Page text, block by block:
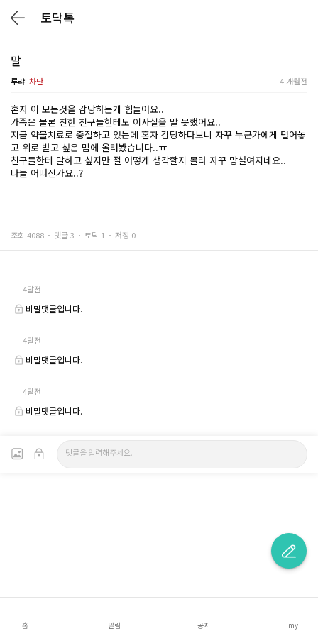
토닥톡
말
루랴 차단 4 개월전
혼자 이 모든것을 감당하는게 힘들어요..
가족은 물론 친한 친구들한테도 이사실을 말 못했어요..
지금 약물치료로 중절하고 있는데 혼자 감당하다보니 자꾸 누군가에게 털어놓
고 위로 받고 싶은 맘에 올려봤습니다..ㅠ
친구들한테 말하고 싶지만 절 어떻게 생각할지 몰라 자꾸 망설여지네요..
다들 어떠신가요..?
조회 4088 댓글 3 토닥 1 저장 0
4달전
비밀댓글입니다.
4달전
비밀댓글입니다.
4달전
비밀댓글입니다.
홈 알림 공지 my